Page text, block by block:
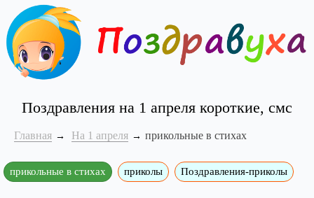
Поздравления на 1 апреля короткие, смс
Главная На 1 апреля прикольные в стихах
прикольные в стихах приколы Поздравления-приколы